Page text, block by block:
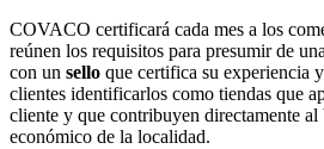
COVACO certificará cada mes a los
reúnen los requisitos para presumir de
con un sello que certifica su experiencia
clientes identificarlos como tiendas que
cliente y que contribuyen directamente
económico de la localidad.